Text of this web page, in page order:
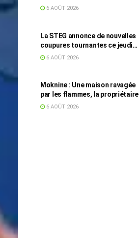
face au Djoliba AC
6 AOÛT 2026
La STEG annonce de nouvelles
coupures tournantes ce jeudi
dans plusieurs régions
6 AOÛT 2026
Moknine : Une maison ravagée
par les flammes, la propriétaire
accuse la STEG et la SONEDE
6 AOÛT 2026